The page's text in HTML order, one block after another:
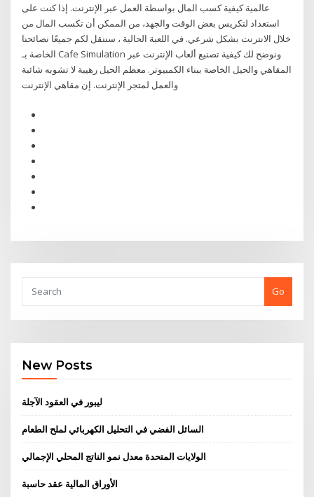
عالمية كيفية كسب المال بواسطة العمل عبر الإنترنت. إذا كنت على
استعداد لتكريس بعض الوقت والجهد، من الممكن أن تكسب المال من
خلال الانترنت بشكل شرعي. في اللعبة الحالية ، سننقل لكم جميعًا نصائحنا
الخاصة بـ Cafe Simulation ونوضح لك كيفية تصنيع ألعاب الإنترنت عبر
المقاهي والحيل الخاصة ببناء الكمبيوتر. معظم الحيل رهيبة لا تشوبه شائبة
والعمل لمتجر الإنترنت. إن مقاهي الإنترنت
Go
New Posts
ليبور في العقود الآجلة
السائل الفضي في التحليل الكهربائي لملح الطعام
الولايات المتحدة معدل نمو الناتج المحلي الإجمالي
الأوراق المالية عقد حاسبة